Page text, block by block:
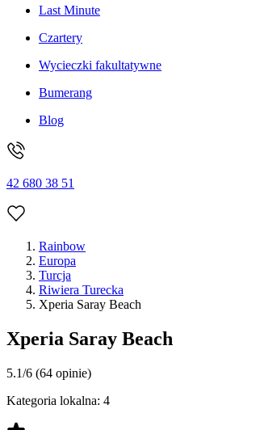
Last Minute
Czartery
Wycieczki fakultatywne
Bumerang
Blog
42 680 38 51
Rainbow
Europa
Turcja
Riwiera Turecka
Xperia Saray Beach
Xperia Saray Beach
5.1/6 (64 opinie)
Kategoria lokalna: 4